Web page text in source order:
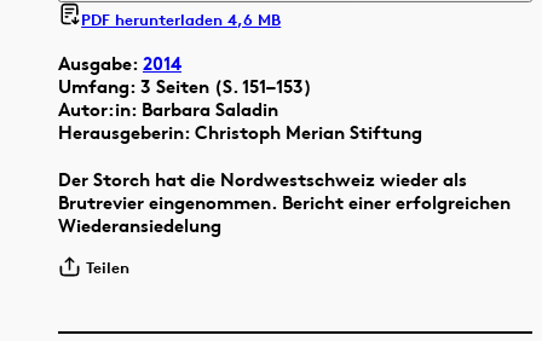
Ausgabe: 2014
Umfang: 3 Seiten (S. 151–153)
Autor:in: Barbara Saladin
Herausgeberin: Christoph Merian Stiftung
Der Storch hat die Nordwestschweiz wieder als
Brutrevier eingenommen. Bericht einer erfolgreichen
Wiederansiedelung
Teilen
PDF herunterladen 4,6 MB